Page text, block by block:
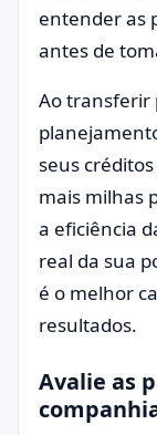
entender as
antes de
Ao transferir
seus
mais milhas
a eficiência
real da sua
é o melhor
resultados.
Avalie as